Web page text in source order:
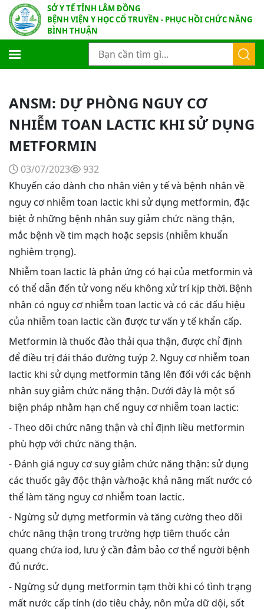
SỞ Y TẾ TỈNH LÂM ĐỒNG
BỆNH VIỆN Y HỌC CỔ TRUYỀN - PHỤC HỒI CHỨC NĂNG
BÌNH THUẬN
ANSM: DỰ PHÒNG NGUY CƠ
NHIỄM TOAN LACTIC KHI SỬ DỤNG
METFORMIN
03/07/2023
932
Khuyến cáo dành cho nhân viên y tế và bệnh nhân về
nguy cơ nhiễm toan lactic khi sử dụng metformin, đặc
biệt ở những bệnh nhân suy giảm chức năng thận,
mắc bệnh về tim mạch hoặc sepsis (nhiễm khuẩn
nghiêm trọng).
Nhiễm toan lactic là phản ứng có hại của metformin và
có thể dẫn đến tử vong nếu không xử trí kịp thời. Bệnh
nhân có nguy cơ nhiễm toan lactic và có các dấu hiệu
của nhiễm toan lactic cần được tư vấn y tế khẩn cấp.
Metformin là thuốc đào thải qua thận, được chỉ định
để điều trị đái tháo đường tuýp 2. Nguy cơ nhiễm toan
lactic khi sử dụng metformin tăng lên đối với các bệnh
nhân suy giảm chức năng thận. Dưới đây là một số
biện pháp nhằm hạn chế nguy cơ nhiễm toan lactic:
- Theo dõi chức năng thận và chỉ định liều metformin
phù hợp với chức năng thận.
- Đánh giá nguy cơ suy giảm chức năng thận: sử dụng
các thuốc gây độc thận và/hoặc khả năng mất nước có
thể làm tăng nguy cơ nhiễm toan lactic.
- Ngừng sử dựng metformin và tăng cường theo dõi
chức năng thận trong trường hợp tiêm thuốc cản
quang chứa iod, lưu ý cần đảm bảo cơ thể người bệnh
đủ nước.
- Ngừng sử dụng metformin tạm thời khi có tình trạng
mất nước cấp tính (do tiêu chảy, nôn mửa dữ dội, sốt